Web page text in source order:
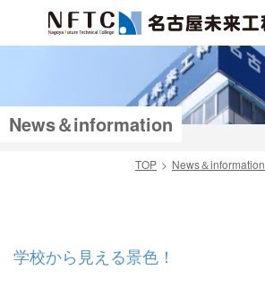
News＆information
TOP News＆information
学校から見える景色！